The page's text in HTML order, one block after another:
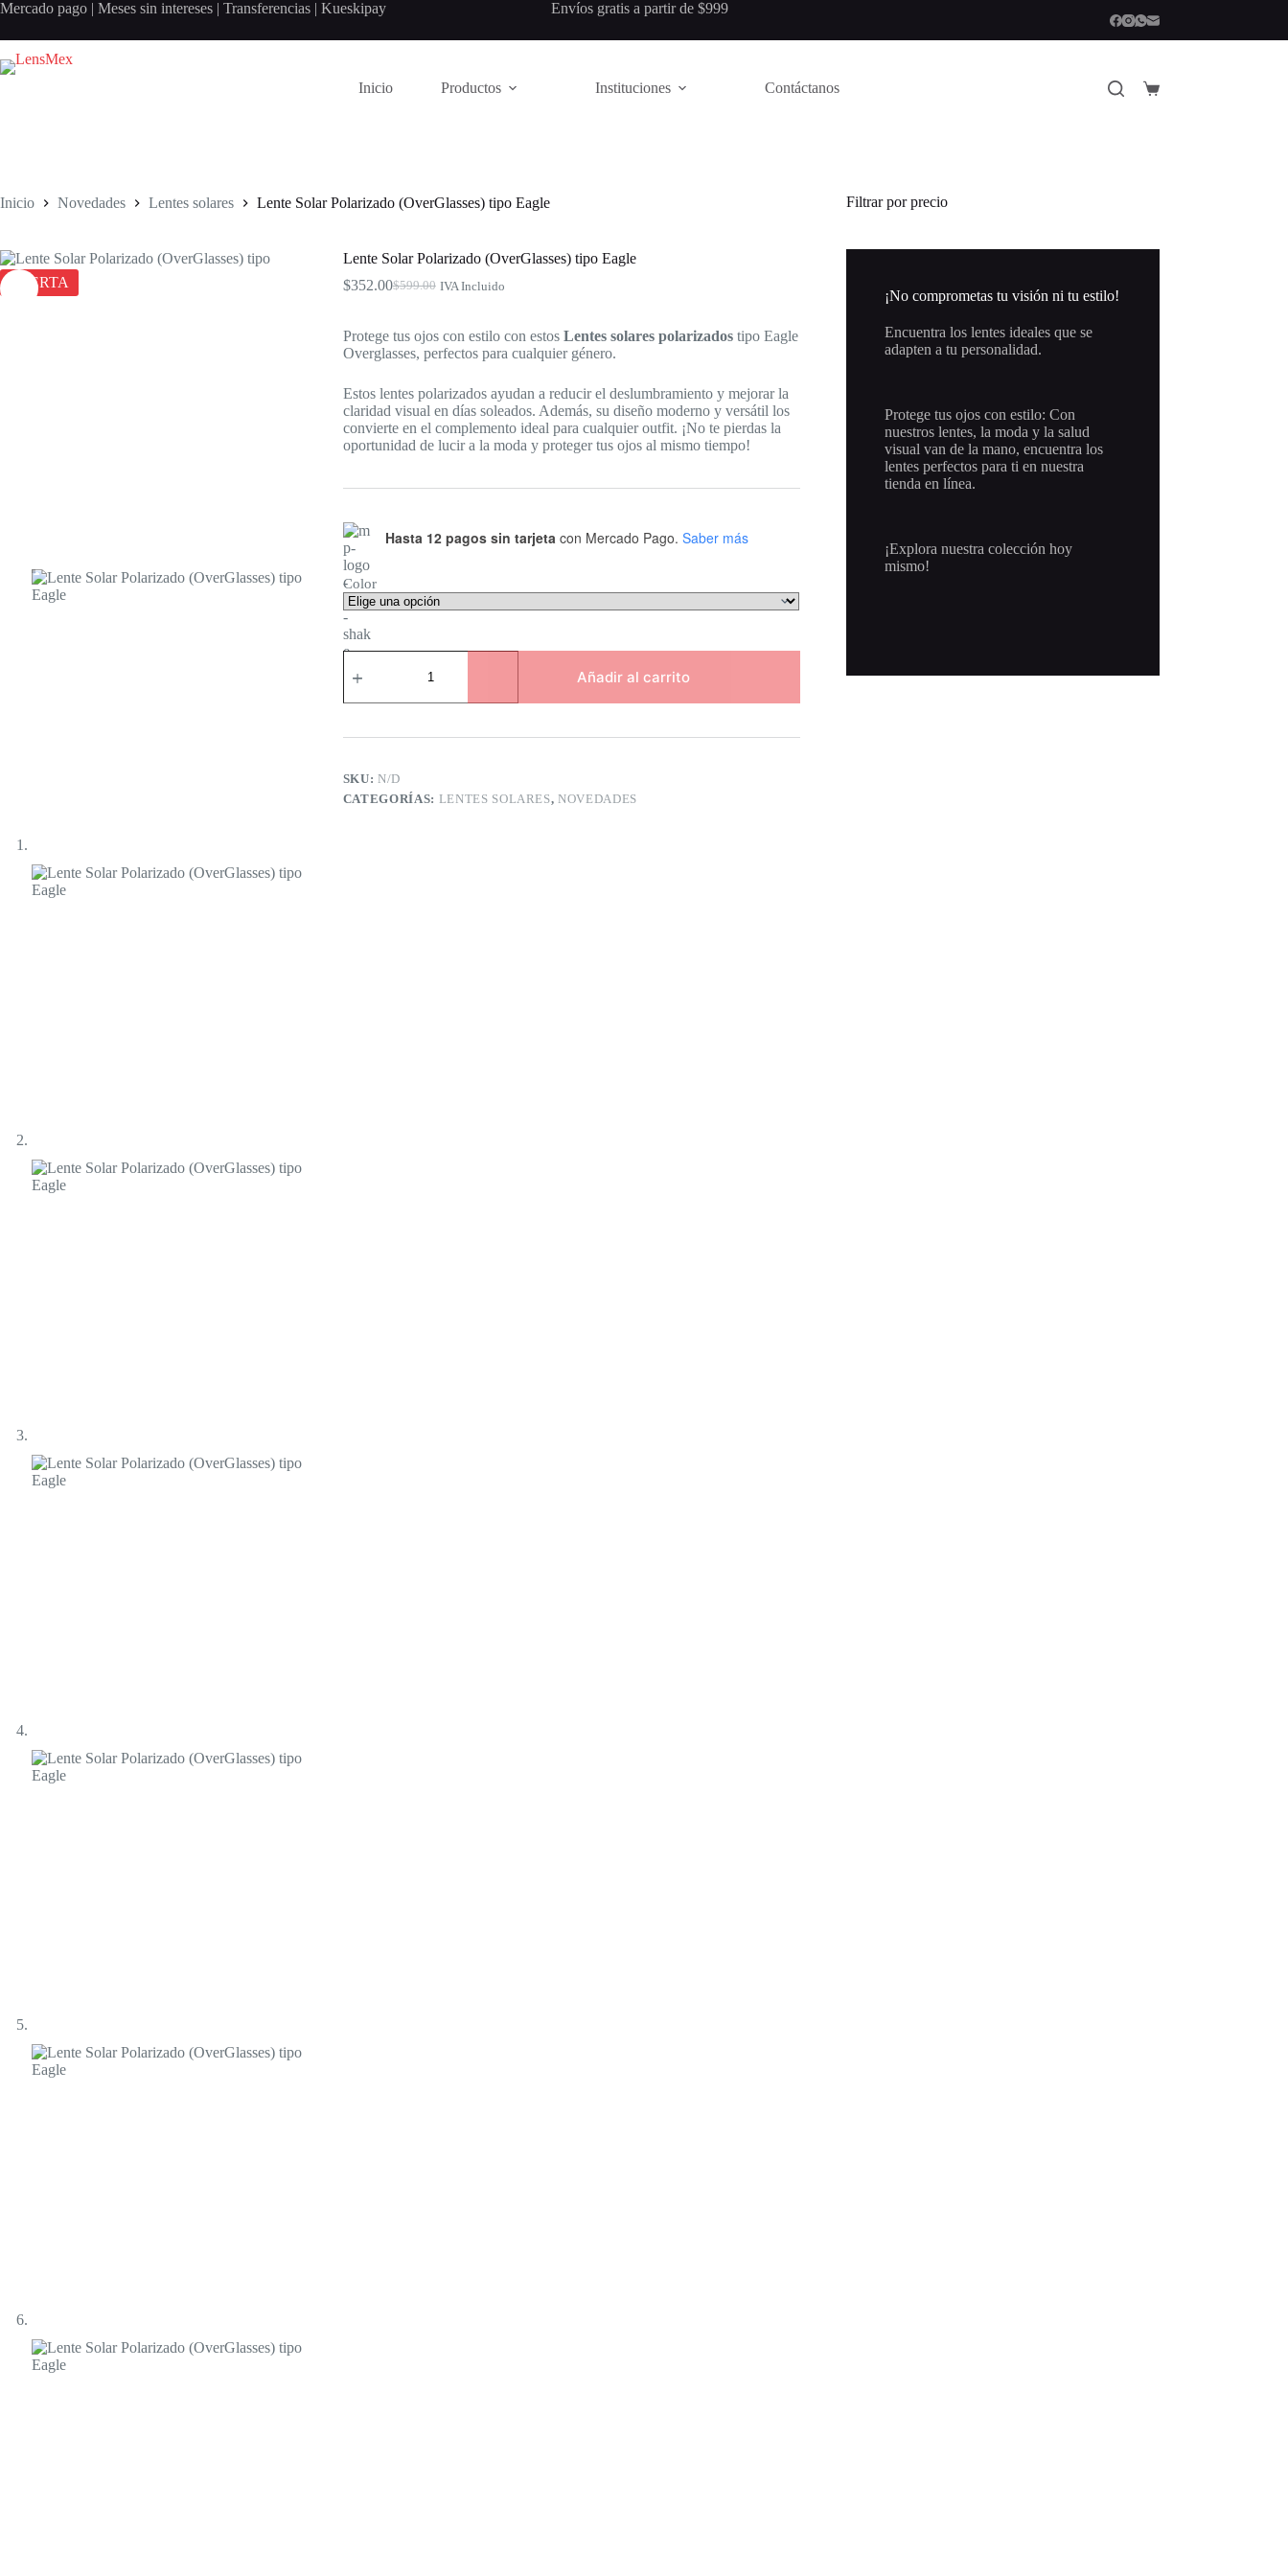
Saltar
contenido
Mercado pago | Meses sin intereses | Transferencias | Kueskipay Envíos gratis a partir de $999
Inicio Productos Instituciones Contáctanos
Carro
Inicio Novedades Lentes solares Lente Solar Polarizado (OverGlasses) tipo Eagle
OFERTA
Lente Solar Polarizado (OverGlasses) tipo Eagle
$599.00
El
original
era:
$599.00.
$352.00El
actual
es:
$352.00.
IVA Incluido
Protege tus ojos con estilo con estos Lentes solares polarizadostipo Eagle
Overglasses, perfectos para cualquier género.
Estos lentes polarizados ayudan a reducir el deslumbramiento y mejorar la
claridad visual en días soleados. Además, su diseño moderno y versátil los
convierte en el complemento ideal para cualquier outfit. ¡No te pierdas la
oportunidad de lucir a la moda y proteger tus ojos al mismo tiempo!
Hasta 12 pagos sin tarjeta con Mercado Pago. Saber más
Color
Solar
(OverGlasses)
Eagle
Añadir al carrito
SKU:N/D
CATEGORÍAS: LENTES SOLARES,NOVEDADES
Filtrar por precio
¡No comprometas tu visión ni tu estilo!
Encuentra los lentes ideales que se
adapten a tu personalidad.
Protege tus ojos con estilo: Con
nuestros lentes, la moda y la salud
visual van de la mano, encuentra los
lentes perfectos para ti en nuestra
tienda en línea.
¡Explora nuestra colección hoy
mismo!